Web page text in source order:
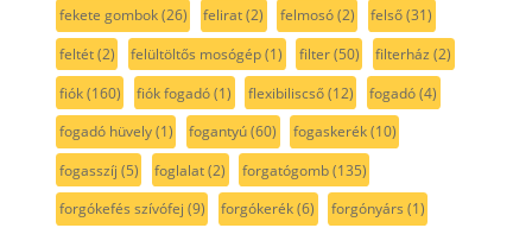
fekete gombok(26) felirat(2) felmosó(2) felső(31)
feltét(2) felültöltős mosógép(1) filter(50) filterház (2)
fiók(160) fiók fogadó(1) flexibiliscső(12) fogadó(4)
fogadó hüvely(1) fogantyú(60) fogaskerék(10)
fogasszíj (5) foglalat(2) forgatógomb(135)
forgókefés szívófej (9) forgókerék(6) forgónyárs (1)